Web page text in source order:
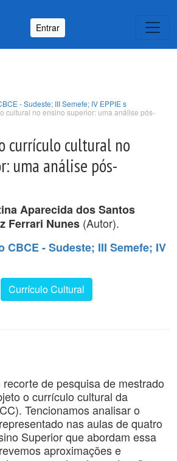
Entrar
- Sudeste; III Semefe; IV EPPIE s
cultural no ensino superior: uma análise pós-
currículo cultural no
uma análise pós-
Aparecida dos Santos
Ferrari Nunes (Autor).
CBCE - Sudeste; III Semefe; IV
Currículo Cultural
de pesquisa de mestrado
o currículo cultural da
Tencionamos analisar o
nas aulas de quatro
Superior que abordam essa
aproximações e